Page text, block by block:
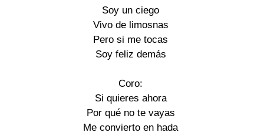
Soy un ciego
Vivo de limosnas
Pero si me tocas
Soy feliz demás
Coro:
Si quieres ahora
Por qué no te vayas
Me convierto en hada